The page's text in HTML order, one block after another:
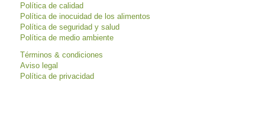
Política de calidad
Política de inocuidad de los alimentos
Política de seguridad y salud
Política de medio ambiente
Términos & condiciones
Aviso legal
Política de privacidad